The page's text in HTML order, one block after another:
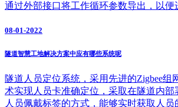
通过外部接口将工作循环参数导出，以便
08-01-2022
隧道智慧工地解决方案中应有哪些系统呢
隧道人员定位系统，采用先进的Zigbee组
术实现人员卡准确定位，采取在隧道内部
人员佩戴标签的方式，能够实时获取人